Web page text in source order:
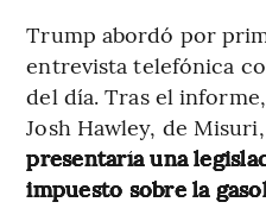
Trump abordó por
entrevista telefónica
del día. Tras el
Josh Hawley, de
presentaría una
impuesto sobre la